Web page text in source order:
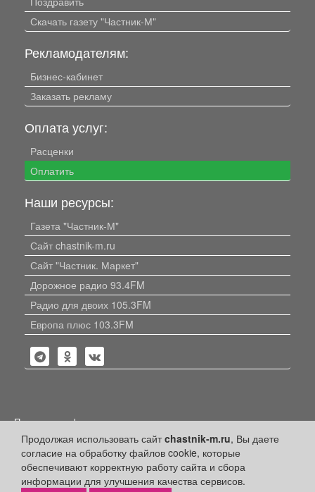
Продолжая использовать сайтchastnik-m.ru, Вы даете
согласие на обработку файлов cookie, которые
обеспечивают корректную работу сайта и сбора
информации для улучшения качества сервисов.
Скачать газету "Частник-М"
Рекламодателям:
Бизнес-кабинет
Заказать рекламу
Оплата услуг:
Расценки
Оплатить
Наши ресурсы:
Газета "Частник-М"
Сайт chastnik-m.ru
Сайт "Частник. Маркет"
Дорожное радио 93.4FM
Радио для двоих 105.3FM
Европа плюс 103.3FM
Политика конфиденциальности
Публикации с пометкой «Реклама», «На правах рекламы»,
«Партнёрский проект» оплачены рекламодателем.
Редакция сайта не несет ответственности за достоверность
информации, содержащейся в рекламных материалах и
объявлениях.